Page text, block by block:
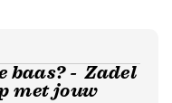
baas? - Zadel
met jouw